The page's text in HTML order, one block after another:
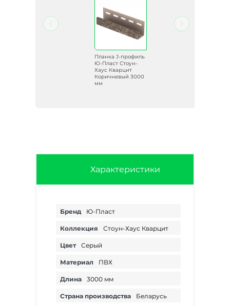
Планка J-профиль
Ю-Пласт Стоун-
Хаус Кварцит
Коричневый 3000
мм
Характеристики
Бренд Ю-Пласт
Коллекция Стоун-Хаус Кварцит
Цвет Серый
Материал ПВХ
Длина 3000 мм
Страна производства Беларусь